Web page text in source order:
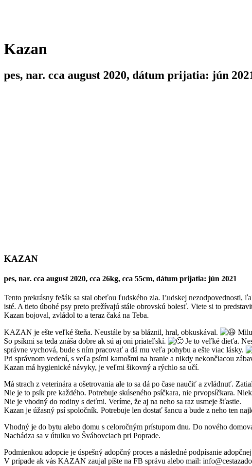
Kazan
pes, nar. cca august 2020, dátum prijatia: jún
KAZAN
pes, nar. cca august 2020, cca 26kg, cca 55cm, dátum prijatia: jún 2021
Tento prekrásny fešák sa stal obeťou ľudského zla. Ľudskej
isté. A tieto úbohé psy preto prežívajú stále obrovskú bolesť. Viete si to
Kazan bojoval, zvládol to a teraz čaká na Teba.
KAZAN je ešte veľké šteňa. Neustále by sa bláznil, hral, obkuskával.
So psíkmi sa teda znáša dobre ak sú aj oni priateľskí.
Je to veľké dieťa.
správne vychová, bude s ním pracovať a dá mu veľa pohybu a ešte viac lásky.
Pri správnom vedení, s veľa psími kamošmi na hranie a nikdy nekončiacou
Kazan má hygienické návyky, je veľmi šikovný a rýchlo sa učí.
Má strach z veterinára a ošetrovania ale to sa dá po čase naučiť a zvládnuť.
Nie je to psík pre každého. Potrebuje skúseného psíčkara, nie prvopsíčkara.
Nie je vhodný do rodiny s deťmi. Veríme, že aj na neho sa raz usmeje šťastie.
Kazan je úžasný psí spoločník. Potrebuje len dostať šancu a bude z neho ten
Vhodný je do bytu alebo domu s celoročným prístupom dnu. Do nového
Nachádza sa v útulku vo Švábovciach pri Poprade.
Podmienkou adopcie je úspešný adopčný proces a následné podpísanie
V prípade ak vás KAZAN zaujal píšte na FB správu alebo mail: